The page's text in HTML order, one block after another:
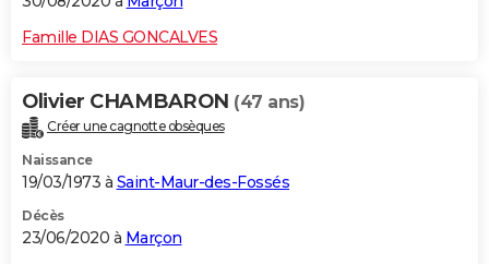
Famille DIAS GONCALVES
Olivier CHAMBARON (47 ans)
Créer une cagnotte obsèques
Naissance
19/03/1973 à Saint-Maur-des-Fossés
Décès
23/06/2020 à Marçon